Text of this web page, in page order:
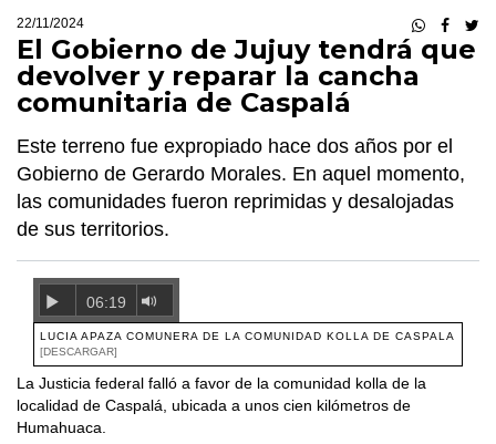
22/11/2024
El Gobierno de Jujuy tendrá que
devolver y reparar la cancha
comunitaria de Caspalá
Este terreno fue expropiado hace dos años por el
Gobierno de Gerardo Morales. En aquel momento,
las comunidades fueron reprimidas y desalojadas
de sus territorios.
06:19
LUCIA APAZA COMUNERA DE LA COMUNIDAD KOLLA DE CASPALA
[DESCARGAR]
La Justicia federal falló a favor de la comunidad kolla de la
localidad de Caspalá, ubicada a unos cien kilómetros de
Humahuaca.